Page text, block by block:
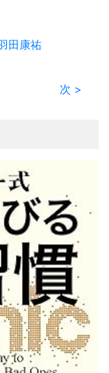
田康祐
次 >